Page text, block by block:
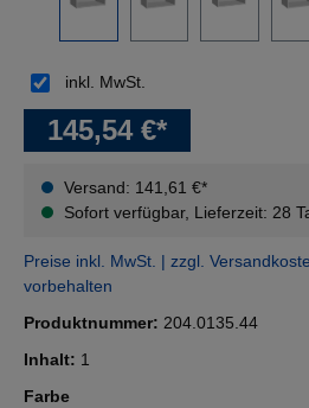
145,54 €*
Versand: 141,61 €*
Sofort verfügbar, Lieferzeit: 28
inkl. MwSt.
Preise inkl. MwSt. | zzgl.
vorbehalten
Produktnummer: 204.0135.44
Inhalt: 1
Farbeauswählen